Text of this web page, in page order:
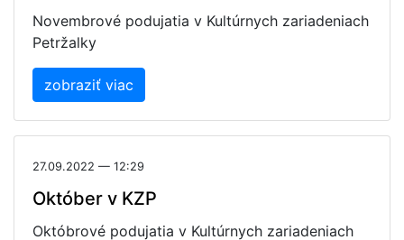
Novembrové podujatia v Kultúrnych zariadeniach
Petržalky
zobraziť viac
27.09.2022 — 12:29
Október v KZP
Októbrové podujatia v Kultúrnych zariadeniach